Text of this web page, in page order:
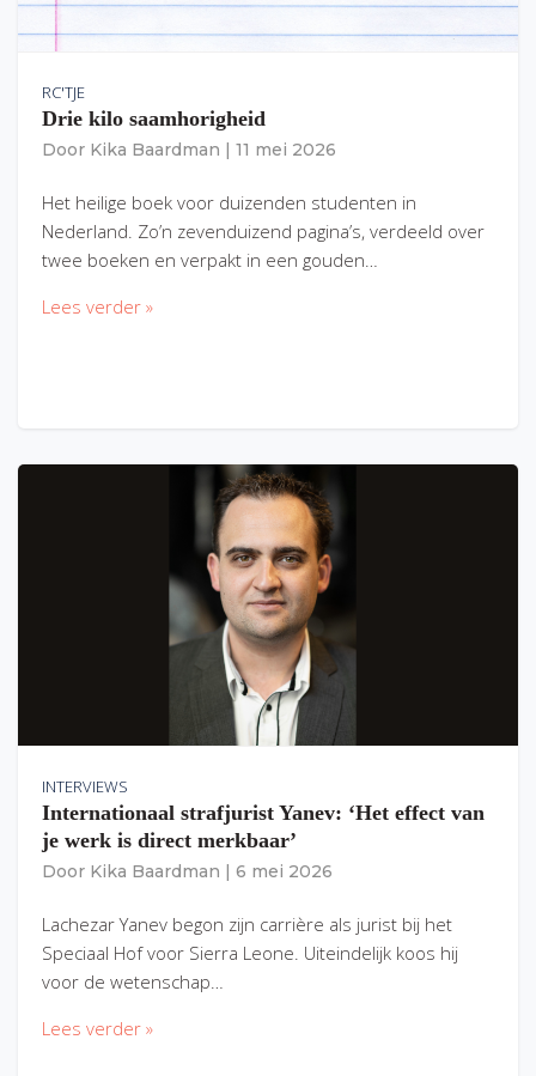
RC'TJE
Drie kilo saamhorigheid
Door Kika Baardman 11 mei 2026
Het heilige boek voor duizenden studenten in
Nederland. Zo’n zevenduizend pagina’s, verdeeld over
twee boeken en verpakt in een gouden…
Lees verder »
INTERVIEWS
Internationaal strafjurist Yanev: ‘Het effect van
je werk is direct merkbaar’
Door Kika Baardman 6 mei 2026
Lachezar Yanev begon zijn carrière als jurist bij het
Speciaal Hof voor Sierra Leone. Uiteindelijk koos hij
voor de wetenschap…
Lees verder »